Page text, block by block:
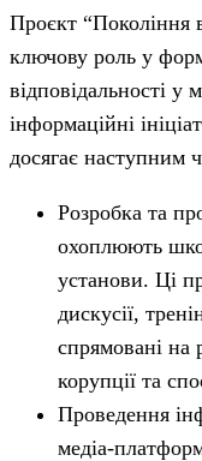
Проєкт “Покоління
ключову роль у
відповідальності у
інформаційні
досягає наступним
Розробка та
охоплюють
установи. Ці
дискусії,
спрямовані на
корупції та
Проведення
медіа-